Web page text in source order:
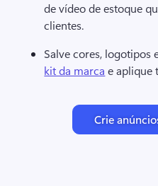
de vídeo de estoque
clientes.
Salve cores, logotipos
kit da marca e aplique
Crie